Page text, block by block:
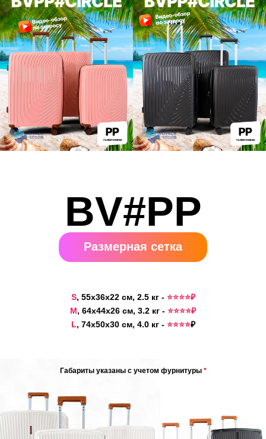
Размерная сетка
S, 55x36x22 см, 2.5 кг - ⭐️⭐️⭐️⭐️₽
M, 64x44x26 см, 3.2 кг - ⭐️⭐️⭐️⭐️₽
L, 74x50x30 см, 4.0 кг - ⭐️⭐️⭐️⭐️₽
Габариты указаны с учетом фурнитуры *
BV#PP